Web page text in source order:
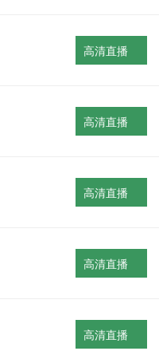
高清直播
高清直播
高清直播
高清直播
高清直播